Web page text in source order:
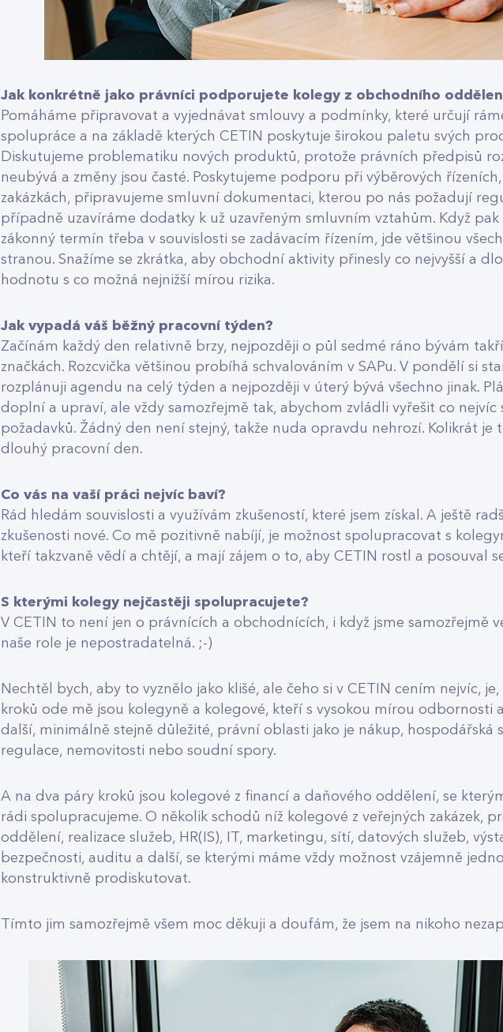
Jak konkrétně jako právníci podporujete kolegy z obchodního
Pomáháme připravovat a vyjednávat smlouvy a podmínky, které určují
spolupráce a na základě kterých CETIN poskytuje širokou paletu svých
Diskutujeme problematiku nových produktů, protože právních předpisů
neubývá a změny jsou časté. Poskytujeme podporu při výběrových
zakázkách, připravujeme smluvní dokumentaci, kterou po nás požadují
případně uzavíráme dodatky k už uzavřeným smluvním vztahům. Když
zákonný termín třeba v souvislosti se zadávacím řízením, jde většinou
stranou. Snažíme se zkrátka, aby obchodní aktivity přinesly co nejvyšší a
hodnotu s co možná nejnižší mírou rizika.
Jak vypadá váš běžný pracovní týden?
Začínám každý den relativně brzy, nejpozději o půl sedmé ráno bývám
značkách. Rozcvička většinou probíhá schvalováním v SAPu. V pondělí si
rozplánuji agendu na celý týden a nejpozději v úterý bývá všechno jinak.
doplní a upraví, ale vždy samozřejmě tak, abychom zvládli vyřešit co nejvíc
požadavků. Žádný den není stejný, takže nuda opravdu nehrozí. Kolikrát je
dlouhý pracovní den.
Co vás na vaší práci nejvíc baví?
Rád hledám souvislosti a využívám zkušeností, které jsem získal. A ještě
zkušenosti nové. Co mě pozitivně nabíjí, je možnost spolupracovat s
kteří takzvaně vědí a chtějí, a mají zájem o to, aby CETIN rostl a posouval
S kterými kolegy nejčastěji spolupracujete?
V CETIN to není jen o právnících a obchodnících, i když jsme samozřejmě
naše role je nepostradatelná. ;-)
Nechtěl bych, aby to vyznělo jako klišé, ale čeho si v CETIN cením nejvíc,
kroků ode mě jsou kolegyně a kolegové, kteří s vysokou mírou odbornosti
další, minimálně stejně důležité, právní oblasti jako je nákup, hospodářská
regulace, nemovitosti nebo soudní spory.
A na dva páry kroků jsou kolegové z financí a daňového oddělení, se
rádi spolupracujeme. O několik schodů níž kolegové z veřejných zakázek,
oddělení, realizace služeb, HR(IS), IT, marketingu, sítí, datových služeb,
bezpečnosti, auditu a další, se kterými máme vždy možnost vzájemně
konstruktivně prodiskutovat.
Tímto jim samozřejmě všem moc děkuji a doufám, že jsem na nikoho